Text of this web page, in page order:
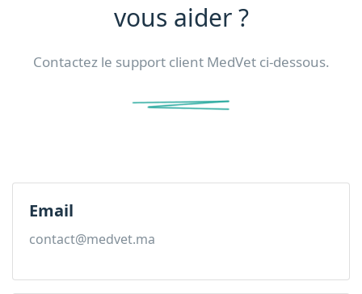
vous aider ?
Contactez le support client MedVet ci-dessous.
Email
contact@medvet.ma